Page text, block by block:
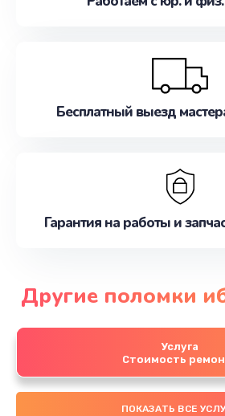
Бесплатный выезд
Гарантия на работы и
Другие поломки
Услуга
Стоимость
ПОКАЗАТЬ ВСЕ